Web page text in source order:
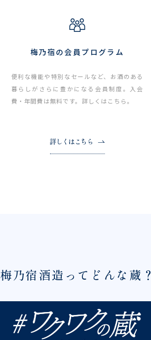
梅乃宿の会員プログラム
便利な機能や特別なセールなど、お酒のある
暮らしがさらに豊かになる会員制度。入会
費・年間費は無料です。詳しくはこちら。
詳しくはこちら
梅乃宿酒造ってどんな蔵？